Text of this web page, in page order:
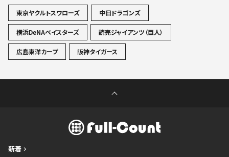
東京ヤクルトスワローズ
中日ドラゴンズ
横浜DeNAベイスターズ 読売ジャイアンツ（巨人）
広島東洋カープ 阪神タイガース
新着